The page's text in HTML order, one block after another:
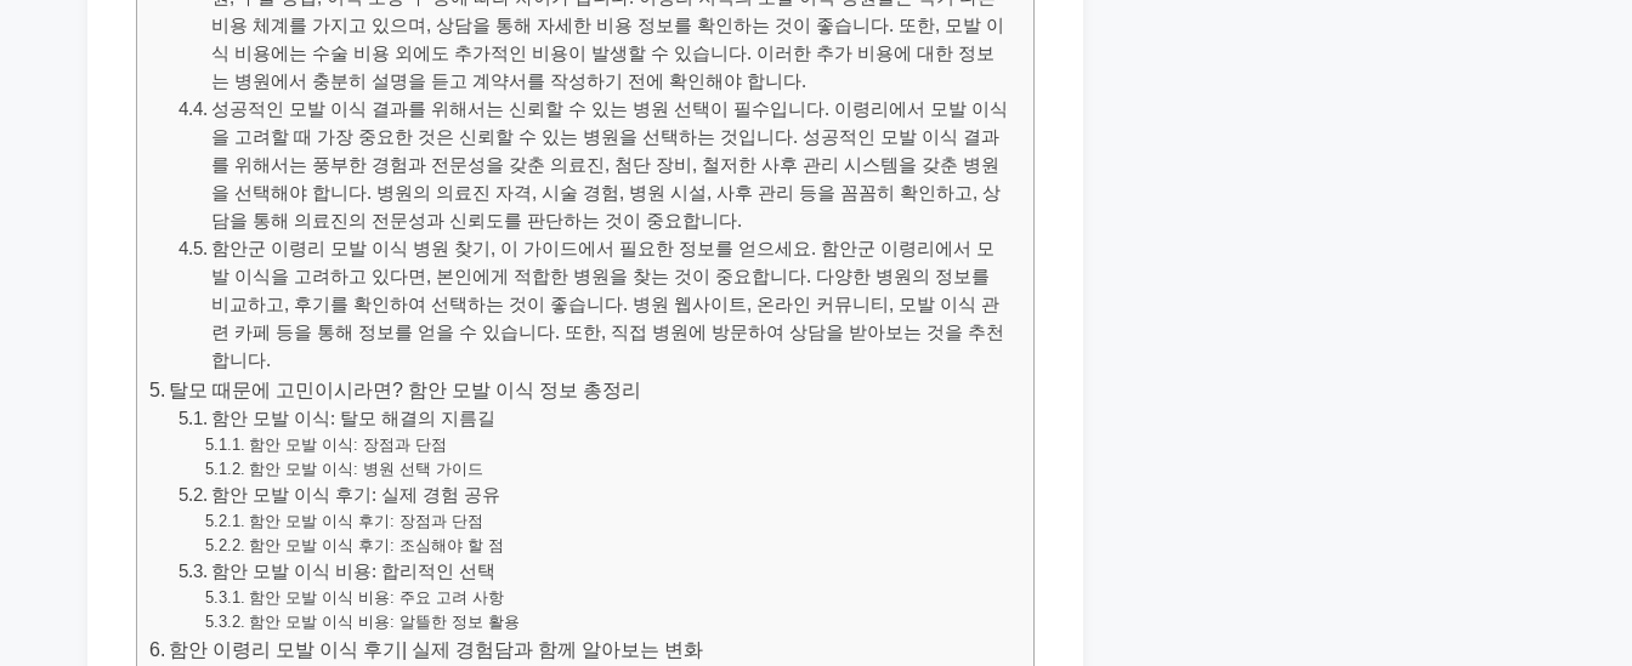
비용 체계를 가지고 있으며, 상담을 통해 자세한 비용 정보를 확인하는 것이 좋습니다. 또한, 모발 이
식 비용에는 수술 비용 외에도 추가적인 비용이 발생할 수 있습니다. 이러한 추가 비용에 대한 정보
는 병원에서 충분히 설명을 듣고 계약서를 작성하기 전에 확인해야 합니다.
성공적인 모발 이식 결과를 위해서는 신뢰할 수 있는 병원 선택이 필수입니다. 이령리에서 모발 이식
을 고려할 때 가장 중요한 것은 신뢰할 수 있는 병원을 선택하는 것입니다. 성공적인 모발 이식 결과
를 위해서는 풍부한 경험과 전문성을 갖춘 의료진, 첨단 장비, 철저한 사후 관리 시스템을 갖춘 병원
을 선택해야 합니다. 병원의 의료진 자격, 시술 경험, 병원 시설, 사후 관리 등을 꼼꼼히 확인하고, 상
담을 통해 의료진의 전문성과 신뢰도를 판단하는 것이 중요합니다.
함안군 이령리 모발 이식 병원 찾기, 이 가이드에서 필요한 정보를 얻으세요. 함안군 이령리에서 모
발 이식을 고려하고 있다면, 본인에게 적합한 병원을 찾는 것이 중요합니다. 다양한 병원의 정보를
비교하고, 후기를 확인하여 선택하는 것이 좋습니다. 병원 웹사이트, 온라인 커뮤니티, 모발 이식 관
련 카페 등을 통해 정보를 얻을 수 있습니다. 또한, 직접 병원에 방문하여 상담을 받아보는 것을 추천
합니다.
탈모 때문에 고민이시라면? 함안 모발 이식 정보 총정리
함안 모발 이식: 탈모 해결의 지름길
함안 모발 이식: 장점과 단점
함안 모발 이식: 병원 선택 가이드
함안 모발 이식 후기: 실제 경험 공유
함안 모발 이식 후기: 장점과 단점
함안 모발 이식 후기: 조심해야 할 점
함안 모발 이식 비용: 합리적인 선택
함안 모발 이식 비용: 주요 고려 사항
함안 모발 이식 비용: 알뜰한 정보 활용
함안 이령리 모발 이식 후기| 실제 경험담과 함께 알아보는 변화